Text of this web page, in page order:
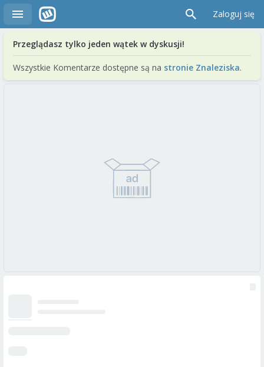
Zaloguj się
Przeglądasz tylko jeden wątek w dyskusji!
Wszystkie Komentarze dostępne są na stronie Znaleziska.